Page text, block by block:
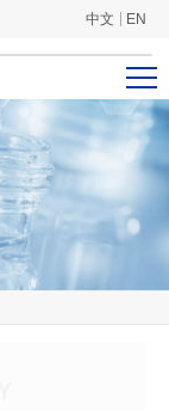
中文 EN